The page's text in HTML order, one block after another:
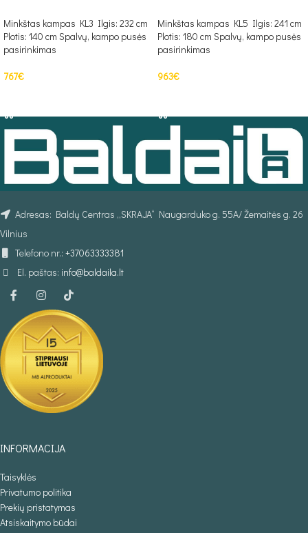
Minkštas kampas KL3 Ilgis: 232 cm
Plotis: 140 cm Spalvų, kampo pusės
pasirinkimas
767€
Minkštas kampas KL5 Ilgis: 241 cm
Plotis: 180 cm Spalvų, kampo pusės
pasirinkimas
963€
Adresas: Baldų Centras „SKRAJA“ Naugarduko g. 55A/ Žemaitės g. 26
Vilnius
Telefono nr.: +37063333381
El. paštas: info@baldaila.lt
INFORMACIJA
Taisyklės
Privatumo politika
Prekių pristatymas
Atsiskaitymo būdai